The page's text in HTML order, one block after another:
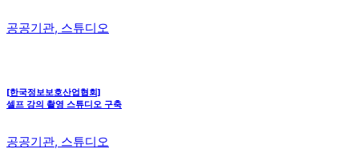
공공기관, 스튜디오
[한국정보보호산업협회]
셀프 강의 촬영 스튜디오 구축
공공기관, 스튜디오